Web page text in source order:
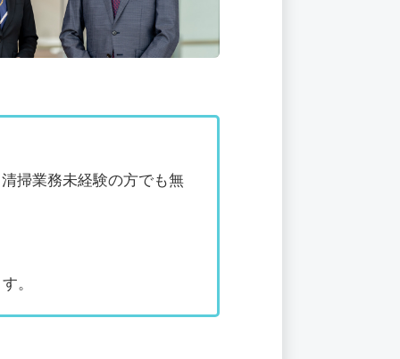
掃業務未経験の方でも無
。